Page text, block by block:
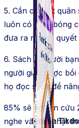
Simple
5. Cần có một
luôn có hình bóng
đưa ra những
6. Sách là người
người giàu được
họ đọc sách để
85% sẽ nghiên cứu
nghe và cập nhật